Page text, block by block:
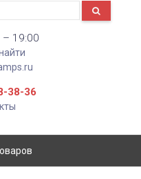
– 19:00
38-36